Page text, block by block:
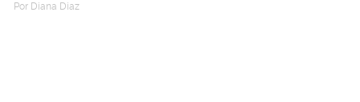
Por Diana Diaz